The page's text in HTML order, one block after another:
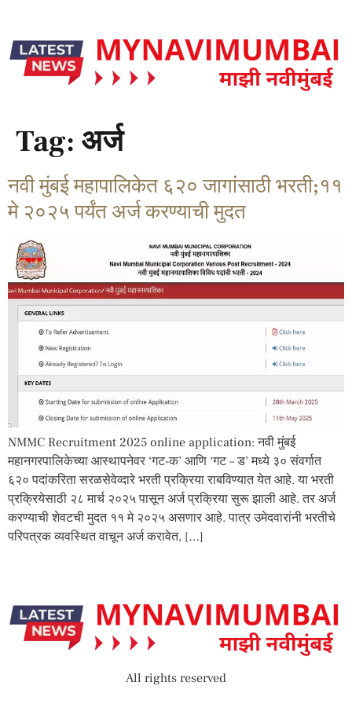
Tag: अर्ज
नवी मुंबई महापालिकेत ६२० जागांसाठी भरती;११
मे २०२५ पर्यंत अर्ज करण्याची मुदत
NMMC Recruitment 2025 online application: नवी मुंबई
महानगरपालिकेच्या आस्थापनेवर ‘गट-क’ आणि ‘गट – ड’ मध्ये ३० संवर्गात
६२० पदांकरिता सरळसेवेव्दारे भरती प्रक्रिया राबविण्यात येत आहे. या भरती
प्रक्रियेसाठी २८ मार्च २०२५ पासून अर्ज प्रक्रिया सुरू झाली आहे. तर अर्ज
करण्याची शेवटची मुदत ११ मे २०२५ असणार आहे. पात्र उमेदवारांनी भरतीचे
परिपत्रक व्यवस्थित वाचून अर्ज करावेत, […]
All rights reserved